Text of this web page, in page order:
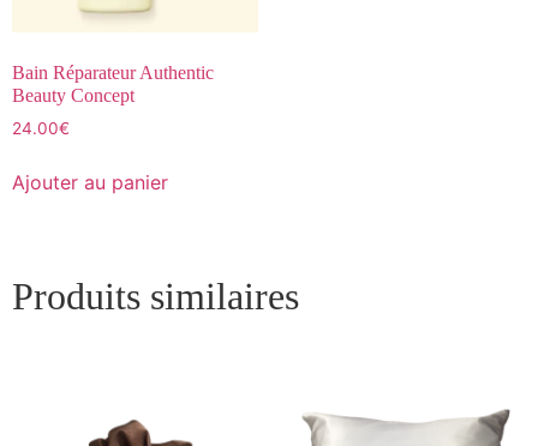
Bain Réparateur Authentic
Beauty Concept
24.00€
Ajouter au panier
Produits similaires